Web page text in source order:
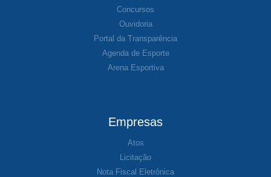
Concursos
Ouvidoria
Portal da Transparência
Agenda de Esporte
Arena Esportiva
Empresas
Atos
Licitação
Nota Fiscal Eletrônica